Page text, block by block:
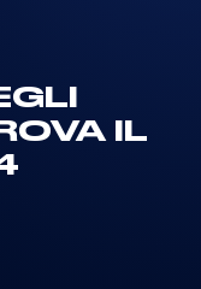
IL